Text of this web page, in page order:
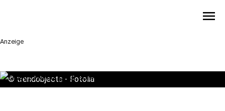
menu
Anzeige
© trendobjects - Fotolia